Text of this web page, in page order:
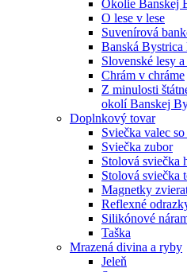
Okolie Banskej
O lese v lese
Suvenírová
Banská Bystrica
Slovenské lesy
Chrám v chráme
Z minulosti
okolí Banskej
Doplnkový tovar
Sviečka valec
Sviečka zubor
Stolová sviečka
Stolová sviečka
Magnetky
Reflexné
Silikónové
Taška
Mrazená divina a ryby
Jeleň